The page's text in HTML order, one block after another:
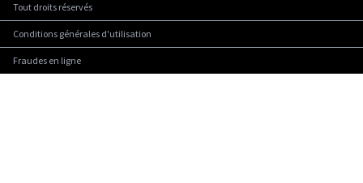
Tout droits réservés
Conditions générales d'utilisation
Fraudes en ligne